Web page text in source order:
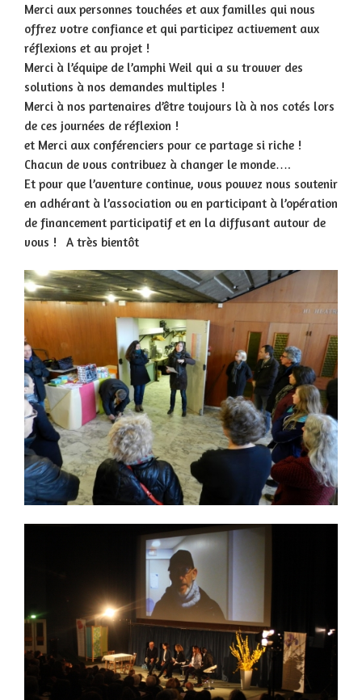
Merci aux personnes touchées et aux familles qui nous
offrez votre confiance et qui participez activement aux
réflexions et au projet !
Merci à l’équipe de l’amphi Weil qui a su trouver des
solutions à nos demandes multiples !
Merci à nos partenaires d’être toujours là à nos cotés lors
de ces journées de réflexion !
et Merci aux conférenciers pour ce partage si riche !
Chacun de vous contribuez à changer le monde….
Et pour que l’aventure continue, vous pouvez nous soutenir
en adhérant à l’association ou en participant à l’opération
de financement participatif et en la diffusant autour de
vous ! A très bientôt